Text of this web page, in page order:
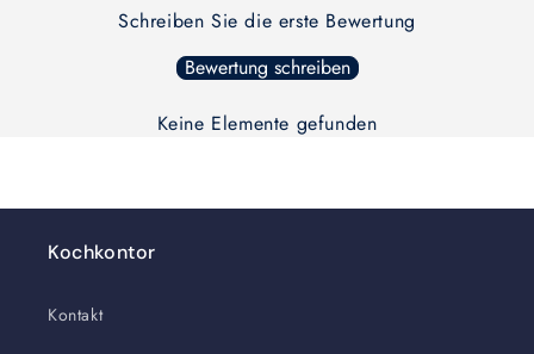
Schreiben Sie die erste Bewertung
Bewertung schreiben
Keine Elemente gefunden
Kochkontor
Kontakt